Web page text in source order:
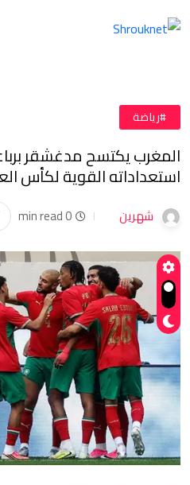
#رياضة
المغرب يكتسح مدغشقر
استعداداته القوية لكأس العالم
شهرين 0 min read